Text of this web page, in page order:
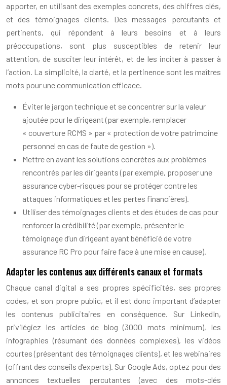
apporter, en utilisant des exemples concrets, des chiffres clés,
et des témoignages clients. Des messages percutants et
pertinents, qui répondent à leurs besoins et à leurs
préoccupations, sont plus susceptibles de retenir leur
attention, de susciter leur intérêt, et de les inciter à passer à
l’action. La simplicité, la clarté, et la pertinence sont les maîtres
mots pour une communication efficace.
Éviter le jargon technique et se concentrer sur la valeur
ajoutée pour le dirigeant (par exemple, remplacer
« couverture RCMS » par « protection de votre patrimoine
personnel en cas de faute de gestion »).
Mettre en avant les solutions concrètes aux problèmes
rencontrés par les dirigeants (par exemple, proposer une
assurance cyber-risques pour se protéger contre les
attaques informatiques et les pertes financières).
Utiliser des témoignages clients et des études de cas pour
renforcer la crédibilité (par exemple, présenter le
témoignage d’un dirigeant ayant bénéficié de votre
assurance RC Pro pour faire face à une mise en cause).
Adapter les contenus aux différents canaux et formats
Chaque canal digital a ses propres spécificités, ses propres
codes, et son propre public, et il est donc important d’adapter
les contenus publicitaires en conséquence. Sur LinkedIn,
privilégiez les articles de blog (3000 mots minimum), les
infographies (résumant des données complexes), les vidéos
courtes (présentant des témoignages clients), et les webinaires
(offrant des conseils d’experts). Sur Google Ads, optez pour des
annonces textuelles percutantes (avec des mots-clés